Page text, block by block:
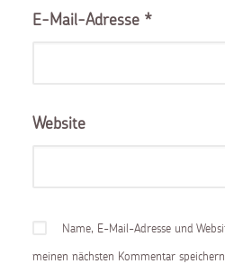
E-Mail-Adresse *
Website
Name, E-Mail-Adresse und
meinen nächsten Kommentar speichern.